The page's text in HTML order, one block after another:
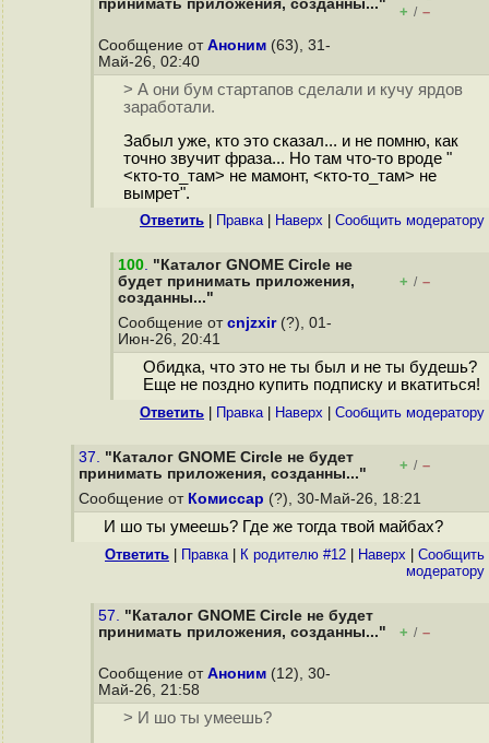
принимать приложения, созданны..."
+ / –
Сообщение от Аноним (63), 31-
Май-26, 02:40
> А они бум стартапов сделали и кучу ярдов
заработали.
Забыл уже, кто это сказал... и не помню, как
точно звучит фраза... Но там что-то вроде "
<кто-то_там> не мамонт, <кто-то_там> не
вымрет".
Ответить Правка| Наверх Cообщить модератору
100. "Каталог GNOME Circle не
будет принимать приложения,
созданны..."
+ / –
Сообщение от cnjzxir(?), 01-
Июн-26, 20:41
Обидка, что это не ты был и не ты будешь?
Еще не поздно купить подписку и вкатиться!
Ответить Правка| Наверх Cообщить модератору
37. "Каталог GNOME Circle не будет
принимать приложения, созданны..."
+ / –
Сообщение от Комиссар (?), 30-Май-26, 18:21
И шо ты умеешь? Где же тогда твой майбах?
Ответить Правка| К родителю #12 Наверх
Cообщить
модератору
57. "Каталог GNOME Circle не будет
принимать приложения, созданны..."
+ / –
Сообщение от Аноним (12), 30-
Май-26, 21:58
> И шо ты умеешь?